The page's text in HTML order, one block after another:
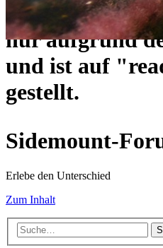
Das alte Forum
nur aufgrund
und ist auf
gestellt.
Sidemount-
Erlebe den Unterschied
Zum Inhalt